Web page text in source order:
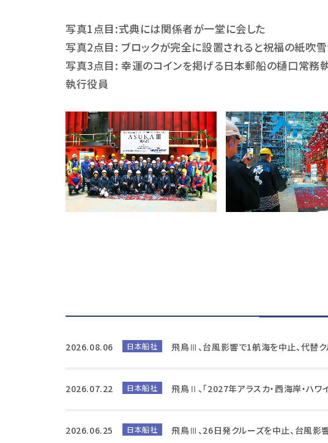
写真1点目 :式典には関係者が一堂に会した
写真2点目 : ブロックが完全に設置されると祝福の紙吹
写真3点目 : 幸運のコインを掲げる日本郵船の樋口常務
執行役員
2026.08.06 日本船社 飛鳥Ⅲ、台風影響で1航海を中止、代替
2026.07.22 日本船社 飛鳥Ⅱ、「2027年アラスカ・西海岸・ハワ
2026.06.25 日本船社 飛鳥Ⅲ、26日発クルーズを中止、台風影